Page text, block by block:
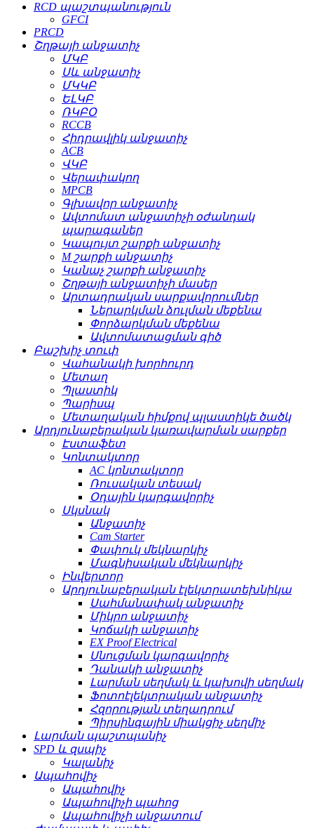
RCD պաշտպանություն
GFCI
PRCD
Շղթայի անջատիչ
ՄԿԲ
Սև անջատիչ
ՄԿԿԲ
ԵԼԿԲ
ՌԿԲՕ
RCCB
Հիդրավլիկ անջատիչ
ACB
ՎԿԲ
Վերափակող
MPCB
Գլխավոր անջատիչ
Ավտոմատ անջատիչի օժանդակ
պարագաներ
Կապույտ շարքի անջատիչ
M շարքի անջատիչ
Կանաչ շարքի անջատիչ
Շղթայի անջատիչի մասեր
Արտադրական սարքավորումներ
Ներարկման ձուլման մեքենա
Փորձարկման մեքենա
Ավտոմատացման գիծ
Բաշխիչ տուփ
Վահանակի խորհուրդ
Մետաղ
Պլաստիկ
Պարիսպ
Մետաղական հիմքով պլաստիկե ծածկ
Արդյունաբերական կառավարման սարքեր
Էստաֆետ
Կոնտակտոր
AC կոնտակտոր
Ռուսական տեսակ
Օդային կարգավորիչ
Սկսնակ
Անջատիչ
Cam Starter
Փափուկ մեկնարկիչ
Մագնիսական մեկնարկիչ
Ինվերտոր
Արդյունաբերական էլեկտրատեխնիկա
Սահմանափակ անջատիչ
Միկրո անջատիչ
Կոճակի անջատիչ
EX Proof Electrical
Սնուցման կարգավորիչ
Դանակի անջատիչ
Լարման սեղմակ և կախովի սեղմակ
Ֆոտոէլեկտրական անջատիչ
Հզորության տեղադրում
Պիրսինգային միակցիչ սեղմիչ
Լարման պաշտպանիչ
SPD և զսպիչ
Կալանիչ
Ապահովիչ
Ապահովիչ
Ապահովիչի պահոց
Ապահովիչի անջատում